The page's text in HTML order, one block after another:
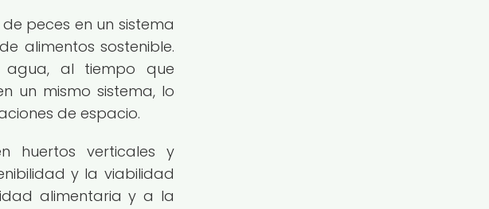
peces en un sistema
alimentos sostenible.
agua, al tiempo que
un mismo sistema, lo
de espacio.
huertos verticales y
y la viabilidad
alimentaria y a la